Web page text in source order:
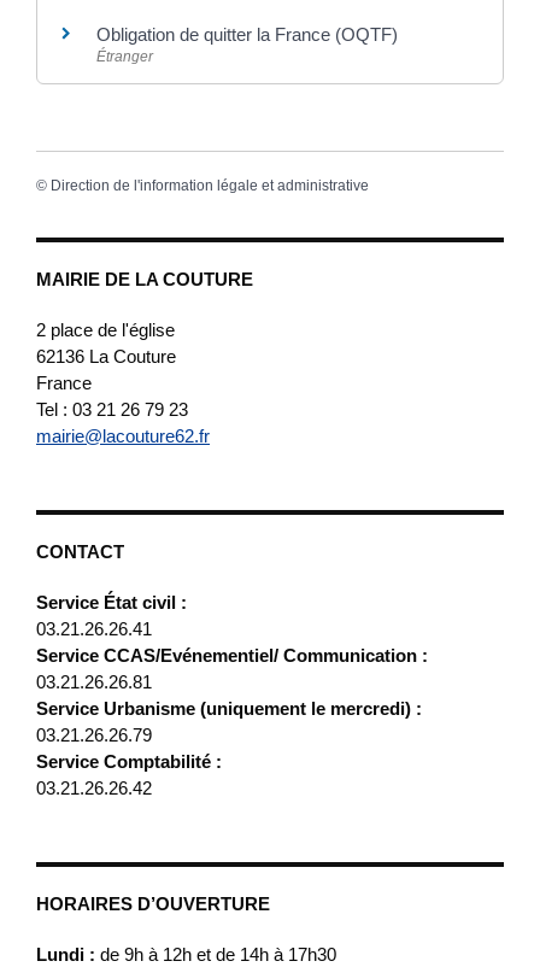
MAIRIE DE LA COUTURE
2 place de l'église
62136 La Couture
France
Tel : 03 21 26 79 23
mairie@lacouture62.fr
CONTACT
Service État civil :
03.21.26.26.41
Service CCAS/Evénementiel/ Communication :
03.21.26.26.81
Service Urbanisme (uniquement le mercredi) :
03.21.26.26.79
Service Comptabilité :
03.21.26.26.42
HORAIRES D’OUVERTURE
Lundi : de 9h à 12h et de 14h à 17h30
Obligation de quitter la France (OQTF)
Étranger
© Direction de l'information légale et administrative